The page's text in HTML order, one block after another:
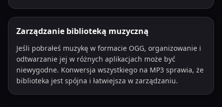
Zarządzanie biblioteką muzyczną
Jeśli pobrałeś muzykę w formacie OGG, organizowanie i
odtwarzanie jej w różnych aplikacjach może być
niewygodne. Konwersja wszystkiego na MP3 sprawia, że
biblioteka jest spójna i łatwiejsza w zarządzaniu.